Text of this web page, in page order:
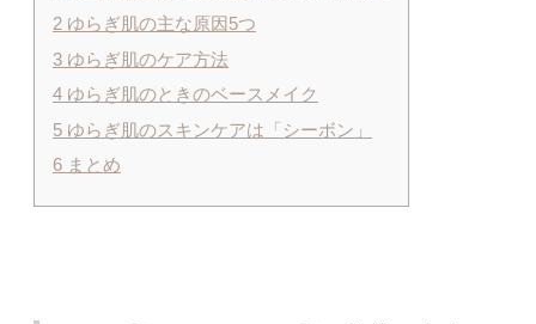
2 ゆらぎ肌の主な原因5つ
3 ゆらぎ肌のケア方法
4 ゆらぎ肌のときのベースメイク
5 ゆらぎ肌のスキンケアは「シーボン」
6 まとめ